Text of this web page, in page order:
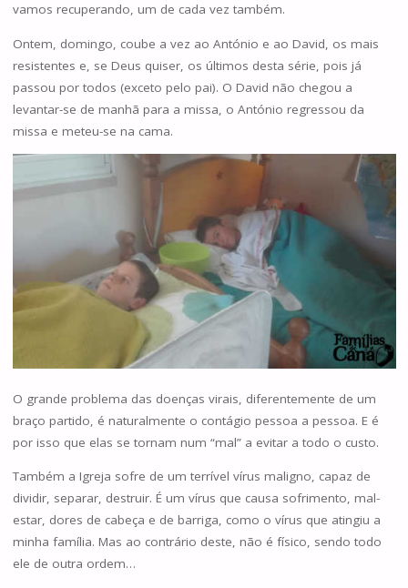
vamos recuperando, um de cada vez também.
Ontem, domingo, coube a vez ao António e ao David, os mais
resistentes e, se Deus quiser, os últimos desta série, pois já
passou por todos (exceto pelo pai). O David não chegou a
levantar-se de manhã para a missa, o António regressou da
missa e meteu-se na cama.
O grande problema das doenças virais, diferentemente de um
braço partido, é naturalmente o contágio pessoa a pessoa. E é
por isso que elas se tornam num “mal” a evitar a todo o custo.
Também a Igreja sofre de um terrível vírus maligno, capaz de
dividir, separar, destruir. É um vírus que causa sofrimento, mal-
estar, dores de cabeça e de barriga, como o vírus que atingiu a
minha família. Mas ao contrário deste, não é físico, sendo todo
ele de outra ordem…